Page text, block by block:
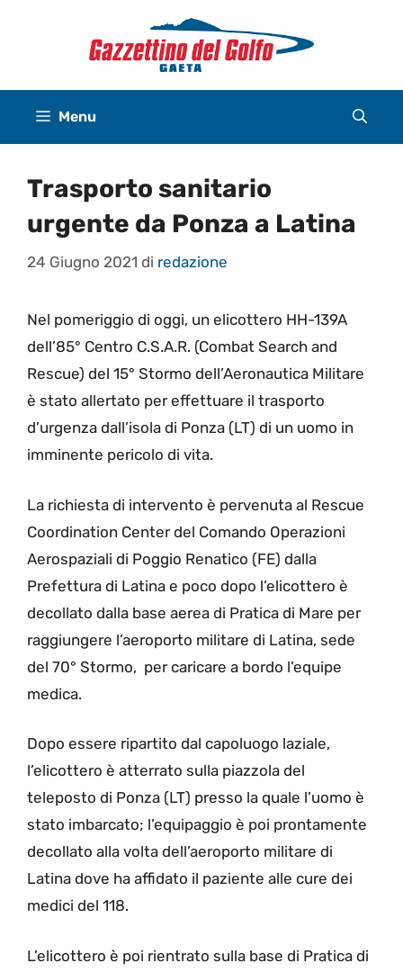
Menu
Trasporto sanitario
urgente da Ponza a Latina
24 Giugno 2021 di redazione
Nel pomeriggio di oggi, un elicottero HH-139A
dell’85° Centro C.S.A.R. (Combat Search and
Rescue) del 15° Stormo dell’Aeronautica Militare
è stato allertato per effettuare il trasporto
d’urgenza dall’isola di Ponza (LT) di un uomo in
imminente pericolo di vita.
La richiesta di intervento è pervenuta al Rescue
Coordination Center del Comando Operazioni
Aerospaziali di Poggio Renatico (FE) dalla
Prefettura di Latina e poco dopo l’elicottero è
decollato dalla base aerea di Pratica di Mare per
raggiungere l’aeroporto militare di Latina, sede
del 70° Stormo, per caricare a bordo l’equipe
medica.
Dopo essere ripartito dal capoluogo laziale,
l’elicottero è atterrato sulla piazzola del
teleposto di Ponza (LT) presso la quale l’uomo è
stato imbarcato; l’equipaggio è poi prontamente
decollato alla volta dell’aeroporto militare di
Latina dove ha affidato il paziente alle cure dei
medici del 118.
L’elicottero è poi rientrato sulla base di Pratica di